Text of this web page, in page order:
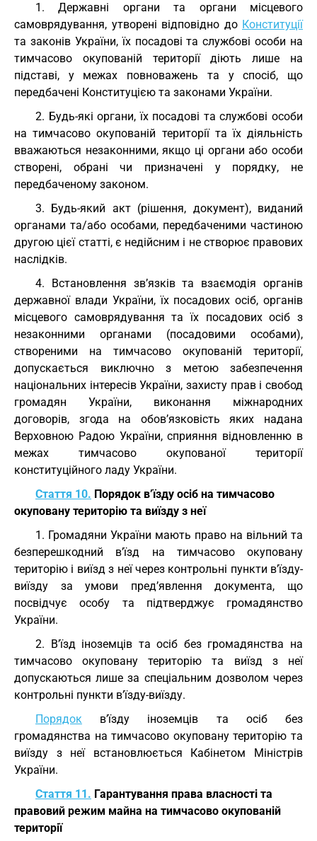
1. Державні органи та органи місцевого
самоврядування, утворені відповідно до Конституції
та законів України, їх посадові та службові особи на
тимчасово окупованій території діють лише на
підставі, у межах повноважень та у спосіб, що
передбачені Конституцією та законами України.
2. Будь-які органи, їх посадові та службові особи
на тимчасово окупованій території та їх діяльність
вважаються незаконними, якщо ці органи або особи
створені, обрані чи призначені у порядку, не
передбаченому законом.
3. Будь-який акт (рішення, документ), виданий
органами та/або особами, передбаченими частиною
другою цієї статті, є недійсним і не створює правових
наслідків.
4. Встановлення зв’язків та взаємодія органів
державної влади України, їх посадових осіб, органів
місцевого самоврядування та їх посадових осіб з
незаконними органами (посадовими особами),
створеними на тимчасово окупованій території,
допускається виключно з метою забезпечення
національних інтересів України, захисту прав і свобод
громадян України, виконання міжнародних
договорів, згода на обов’язковість яких надана
Верховною Радою України, сприяння відновленню в
межах тимчасово окупованої території
конституційного ладу України.
Стаття 10. Порядок в’їзду осіб на тимчасово
окуповану територію та виїзду з неї
1. Громадяни України мають право на вільний та
безперешкодний в’їзд на тимчасово окуповану
територію і виїзд з неї через контрольні пункти в’їзду-
виїзду за умови пред’явлення документа, що
посвідчує особу та підтверджує громадянство
України.
2. В’їзд іноземців та осіб без громадянства на
тимчасово окуповану територію та виїзд з неї
допускаються лише за спеціальним дозволом через
контрольні пункти в’їзду-виїзду.
Порядок в’їзду іноземців та осіб без
громадянства на тимчасово окуповану територію та
виїзду з неї встановлюється Кабінетом Міністрів
України.
Стаття 11. Гарантування права власності та
правовий режим майна на тимчасово окупованій
території